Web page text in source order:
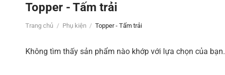
Topper - Tấm trải
Trang chủ / Phụ kiện / Topper - Tấm trải
Không tìm thấy sản phẩm nào khớp với lựa chọn của bạn.